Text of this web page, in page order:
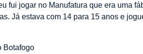
fui jogar no Manufatura que era uma
Já estava com 14 para 15 anos e
Botafogo